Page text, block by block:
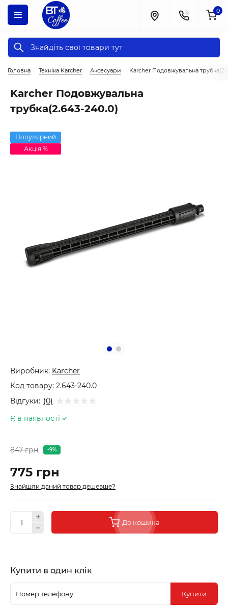
0
Головна Техніка Karcher Аксесуари Karcher Подовжувальна
Karcher Подовжувальна
трубка(2.643-240.0)
Популярний
Акція %
Виробник: Karcher
Код товару: 2.643-240.0
Відгуки: (0)
Є в наявності
847 грн -9%
775 грн
Знайшли даний товар дешевше?
До кошика
Купити в один клік
Купити